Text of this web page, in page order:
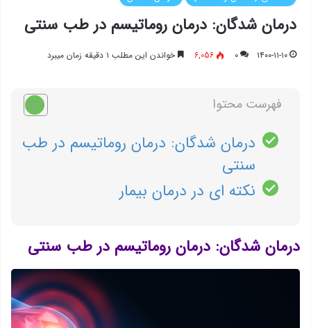
درمان شدگان: درمان روماتیسم در طب سنتی
۱۴۰۰-۱۱-۱۰ ۰ 6,056 خواندن این مطلب ۱ دقیقه زمان میبرد
فهرست محتوا
درمان شدگان: درمان روماتیسم در طب
سنتی
نکته ای در درمان بیمار
درمان شدگان: درمان روماتیسم در طب سنتی